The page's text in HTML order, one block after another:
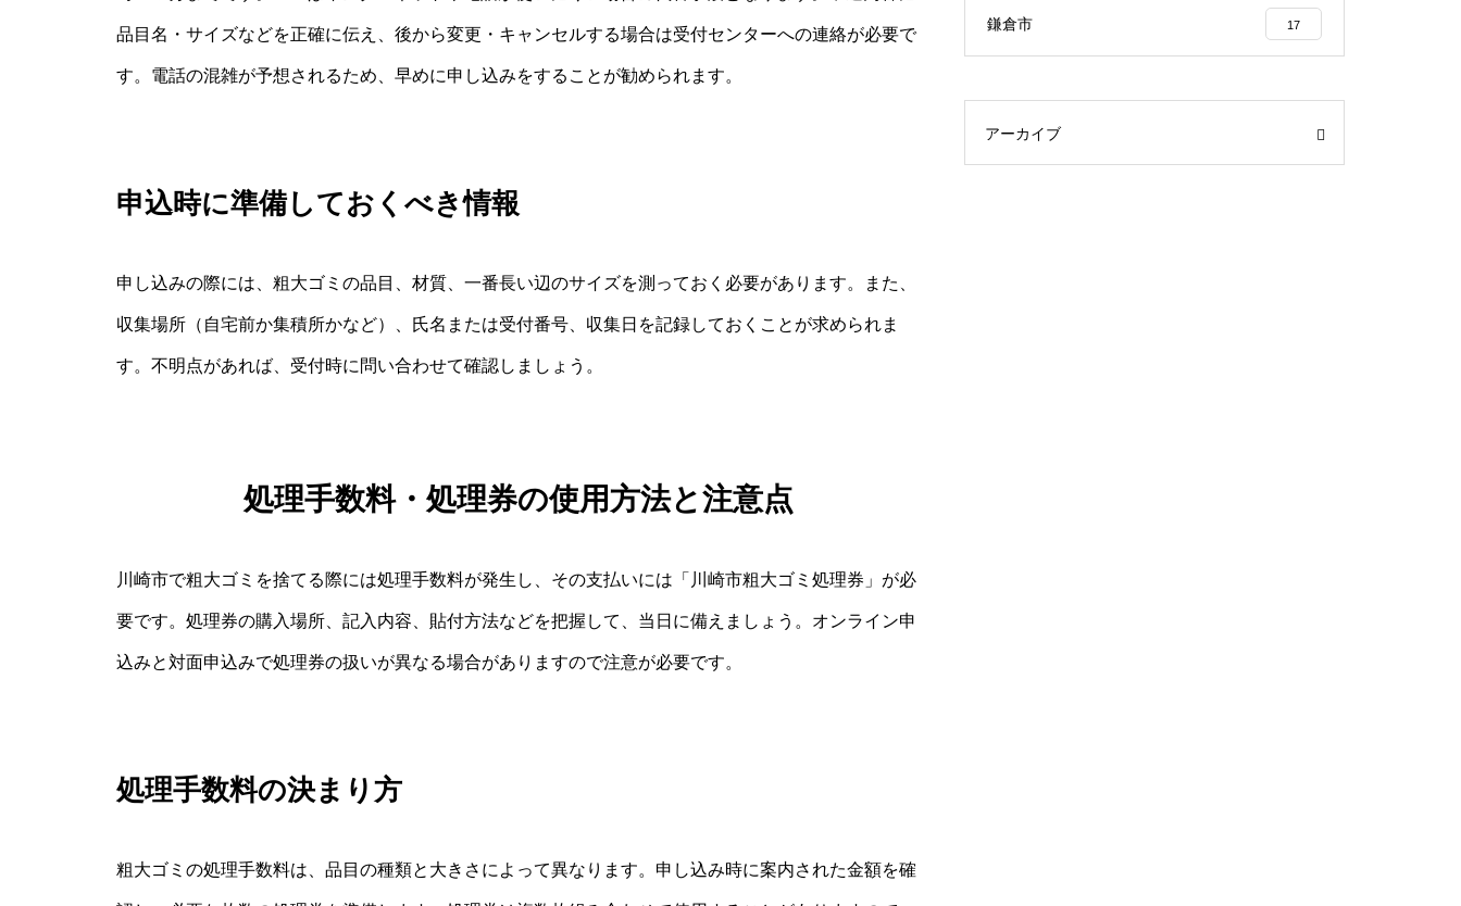
品目名・サイズなどを正確に伝え、後から変更・キャンセルする場合は受付センターへの連絡が必要で
す。電話の混雑が予想されるため、早めに申し込みをすることが勧められます。
申込時に準備しておくべき情報
申し込みの際には、粗大ゴミの品目、材質、一番長い辺のサイズを測っておく必要があります。また、
収集場所（自宅前か集積所かなど）、氏名または受付番号、収集日を記録しておくことが求められま
す。不明点があれば、受付時に問い合わせて確認しましょう。
処理手数料・処理券の使用方法と注意点
川崎市で粗大ゴミを捨てる際には処理手数料が発生し、その支払いには「川崎市粗大ゴミ処理券」が必
要です。処理券の購入場所、記入内容、貼付方法などを把握して、当日に備えましょう。オンライン申
込みと対面申込みで処理券の扱いが異なる場合がありますので注意が必要です。
処理手数料の決まり方
粗大ゴミの処理手数料は、品目の種類と大きさによって異なります。申し込み時に案内された金額を確
鎌倉市 17
アーカイブ